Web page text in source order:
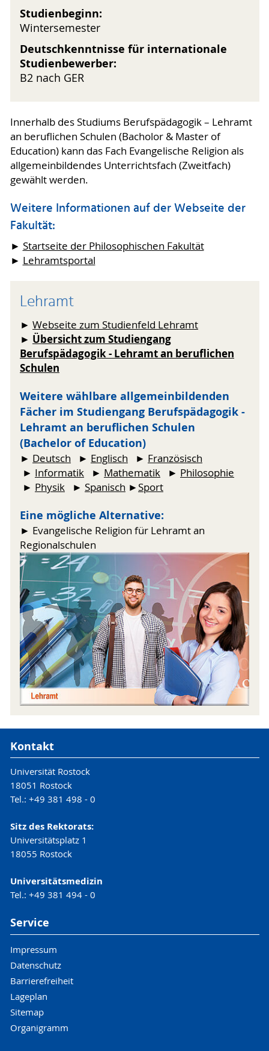
Studienbeginn:
Wintersemester
Deutschkenntnisse für internationale
Studienbewerber:
B2 nach GER
Innerhalb des Studiums Berufspädagogik – Lehramt
an beruflichen Schulen (Bacholor & Master of
Education) kann das Fach Evangelische Religion als
allgemeinbildendes Unterrichtsfach (Zweitfach)
gewählt werden.
Weitere Informationen auf der Webseite der
Fakultät:
► Startseite der Philosophischen Fakultät
► Lehramtsportal
Lehramt
► Webseite zum Studienfeld Lehramt
► Übersicht zum Studiengang
Berufspädagogik - Lehramt an beruflichen
Schulen
Weitere wählbare allgemeinbildenden
Fächer im Studiengang Berufspädagogik -
Lehramt an beruflichen Schulen
(Bachelor of Education)
► Deutsch ► Englisch ► Französisch
► Informatik ► Mathematik ► Philosophie
► Physik ► Spanisch ► Sport
Eine mögliche Alternative:
► Evangelische Religion für Lehramt an
Regionalschulen
Kontakt
Universität Rostock
18051 Rostock
Tel.: +49 381 498 - 0
Sitz des Rektorats:
Universitätsplatz 1
18055 Rostock
Universitätsmedizin
Tel.: +49 381 494 - 0
Service
Impressum
Datenschutz
Barrierefreiheit
Lageplan
Sitemap
Organigramm